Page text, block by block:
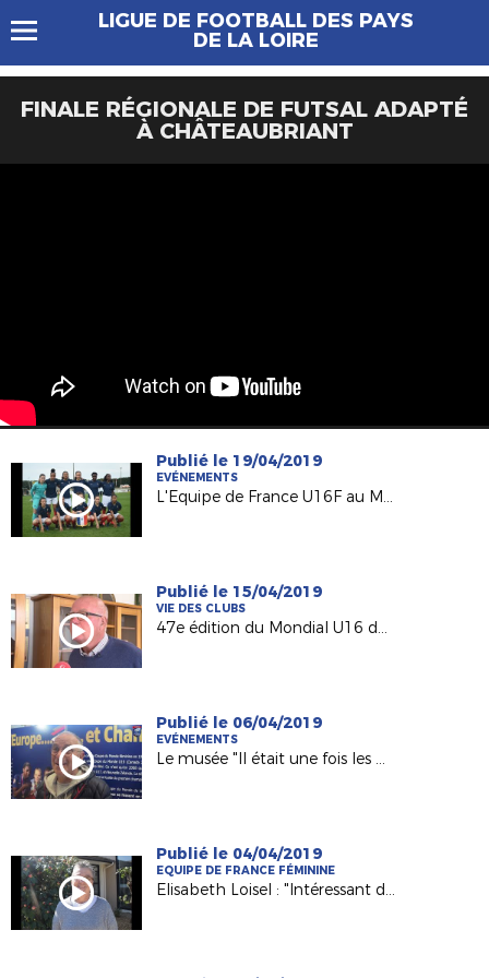
LIGUE DE FOOTBALL DES PAYS
DE LA LOIRE
FINALE RÉGIONALE DE FUTSAL ADAPTÉ
À CHÂTEAUBRIANT
Publié le 19/04/2019
EVÉNEMENTS
L'Equipe de France U16F au Mondial de Montaigu !
Publié le 15/04/2019
VIE DES CLUBS
47e édition du Mondial U16 de Montaigu !
Publié le 06/04/2019
EVÉNEMENTS
Le musée "Il était une fois les BLEUES à Atlantis" !
Publié le 04/04/2019
EQUIPE DE FRANCE FÉMININE
Elisabeth Loisel : "Intéressant de re-parcourir l’histoire du football féminin en France"